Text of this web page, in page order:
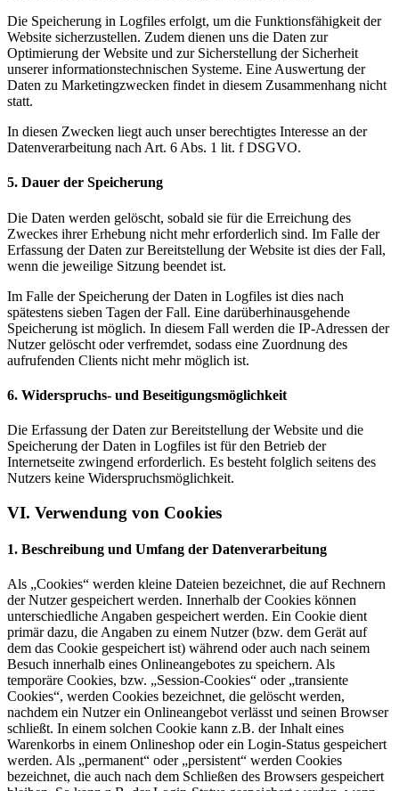
Die Speicherung in Logfiles erfolgt, um die Funktionsfähigkeit der
Website sicherzustellen. Zudem dienen uns die Daten zur
Optimierung der Website und zur Sicherstellung der Sicherheit
unserer informationstechnischen Systeme. Eine Auswertung der
Daten zu Marketingzwecken findet in diesem Zusammenhang nicht
statt.
In diesen Zwecken liegt auch unser berechtigtes Interesse an der
Datenverarbeitung nach Art. 6 Abs. 1 lit. f DSGVO.
5. Dauer der Speicherung
Die Daten werden gelöscht, sobald sie für die Erreichung des
Zweckes ihrer Erhebung nicht mehr erforderlich sind. Im Falle der
Erfassung der Daten zur Bereitstellung der Website ist dies der Fall,
wenn die jeweilige Sitzung beendet ist.
Im Falle der Speicherung der Daten in Logfiles ist dies nach
spätestens sieben Tagen der Fall. Eine darüberhinausgehende
Speicherung ist möglich. In diesem Fall werden die IP-Adressen der
Nutzer gelöscht oder verfremdet, sodass eine Zuordnung des
aufrufenden Clients nicht mehr möglich ist.
6. Widerspruchs- und Beseitigungsmöglichkeit
Die Erfassung der Daten zur Bereitstellung der Website und die
Speicherung der Daten in Logfiles ist für den Betrieb der
Internetseite zwingend erforderlich. Es besteht folglich seitens des
Nutzers keine Widerspruchsmöglichkeit.
VI. Verwendung von Cookies
1. Beschreibung und Umfang der Datenverarbeitung
Als „Cookies“ werden kleine Dateien bezeichnet, die auf Rechnern
der Nutzer gespeichert werden. Innerhalb der Cookies können
unterschiedliche Angaben gespeichert werden. Ein Cookie dient
primär dazu, die Angaben zu einem Nutzer (bzw. dem Gerät auf
dem das Cookie gespeichert ist) während oder auch nach seinem
Besuch innerhalb eines Onlineangebotes zu speichern. Als
temporäre Cookies, bzw. „Session-Cookies“ oder „transiente
Cookies“, werden Cookies bezeichnet, die gelöscht werden,
nachdem ein Nutzer ein Onlineangebot verlässt und seinen Browser
schließt. In einem solchen Cookie kann z.B. der Inhalt eines
Warenkorbs in einem Onlineshop oder ein Login-Status gespeichert
werden. Als „permanent“ oder „persistent“ werden Cookies
bezeichnet, die auch nach dem Schließen des Browsers gespeichert